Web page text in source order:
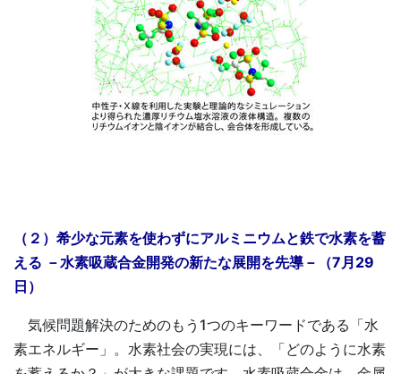
（２）希少な元素を使わずにアルミニウムと鉄で水素を蓄
える －水素吸蔵合金開発の新たな展開を先導－（7月29
日）
気候問題解決のためのもう1つのキーワードである「水
素エネルギー」。水素社会の実現には、「どのように水素